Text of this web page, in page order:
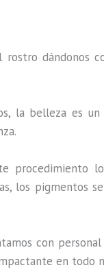
dándonos
la belleza es
procedimiento
los pigmentos
con
en todo